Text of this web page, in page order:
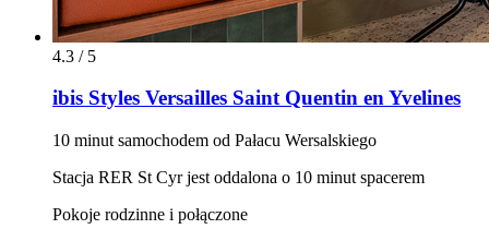
4.3 / 5
ibis Styles Versailles Saint Quentin en Yvelines
10 minut samochodem od Pałacu Wersalskiego
Stacja RER St Cyr jest oddalona o 10 minut spacerem
Pokoje rodzinne i połączone